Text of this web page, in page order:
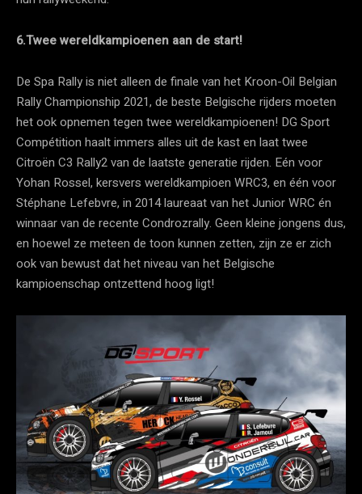
6.Twee wereldkampioenen aan de start!
De Spa Rally is niet alleen de finale van het Kroon-Oil Belgian
Rally Championship 2021, de beste Belgische rijders moeten
het ook opnemen tegen twee wereldkampioenen! DG Sport
Compétition haalt immers alles uit de kast en laat twee
Citroën C3 Rally2 van de laatste generatie rijden. Eén voor
Yohan Rossel, kersvers wereldkampioen WRC3, en één voor
Stéphane Lefebvre, in 2014 laureaat van het Junior WRC én
winnaar van de recente Condrozrally. Geen kleine jongens dus,
en hoewel ze meteen de toon kunnen zetten, zijn ze er zich
ook van bewust dat het niveau van het Belgische
kampioenschap ontzettend hoog ligt!